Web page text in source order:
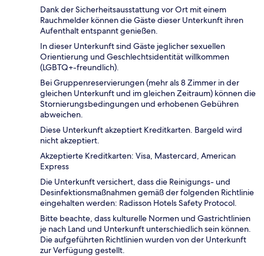
Dank der Sicherheitsausstattung vor Ort mit einem
Rauchmelder können die Gäste dieser Unterkunft ihren
Aufenthalt entspannt genießen.
In dieser Unterkunft sind Gäste jeglicher sexuellen
Orientierung und Geschlechtsidentität willkommen
(LGBTQ+-freundlich).
Bei Gruppenreservierungen (mehr als 8 Zimmer in der
gleichen Unterkunft und im gleichen Zeitraum) können die
Stornierungsbedingungen und erhobenen Gebühren
abweichen.
Diese Unterkunft akzeptiert Kreditkarten. Bargeld wird
nicht akzeptiert.
Akzeptierte Kreditkarten: Visa, Mastercard, American
Express
Die Unterkunft versichert, dass die Reinigungs- und
Desinfektionsmaßnahmen gemäß der folgenden Richtlinie
eingehalten werden: Radisson Hotels Safety Protocol.
Bitte beachte, dass kulturelle Normen und Gastrichtlinien
je nach Land und Unterkunft unterschiedlich sein können.
Die aufgeführten Richtlinien wurden von der Unterkunft
zur Verfügung gestellt.